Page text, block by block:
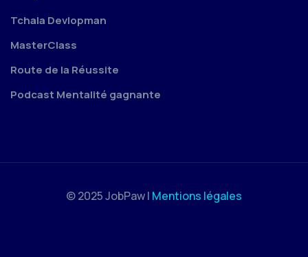
Tchala Devlopman
MasterClass
Route de la Réussite
Podcast Mentalité gagnante
© 2025 JobPaw | Mentions légales